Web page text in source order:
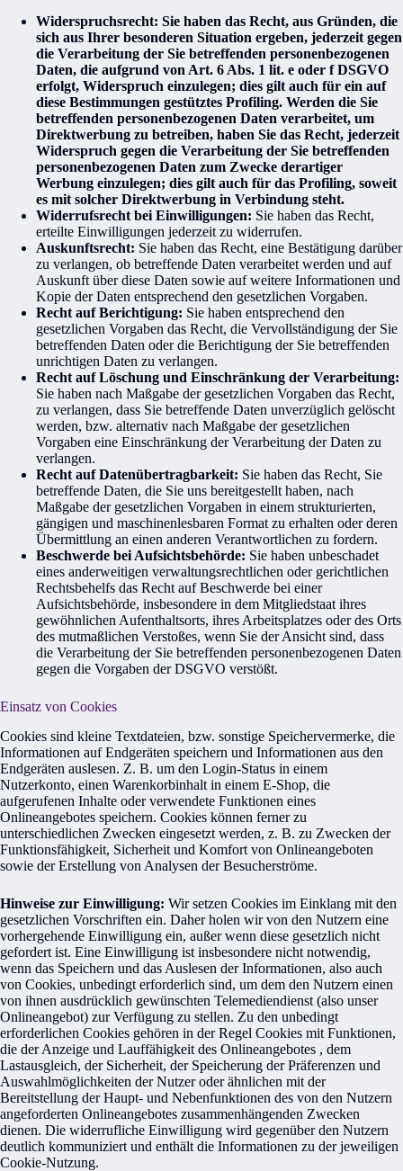
Widerspruchsrecht: Sie haben das Recht, aus Gründen, die
sich aus Ihrer besonderen Situation ergeben, jederzeit gegen
die Verarbeitung der Sie betreffenden personenbezogenen
Daten, die aufgrund von Art. 6 Abs. 1 lit. e oder f DSGVO
erfolgt, Widerspruch einzulegen; dies gilt auch für ein auf
diese Bestimmungen gestütztes Profiling. Werden die Sie
betreffenden personenbezogenen Daten verarbeitet, um
Direktwerbung zu betreiben, haben Sie das Recht, jederzeit
Widerspruch gegen die Verarbeitung der Sie betreffenden
personenbezogenen Daten zum Zwecke derartiger
Werbung einzulegen; dies gilt auch für das Profiling, soweit
es mit solcher Direktwerbung in Verbindung steht.
Widerrufsrecht bei Einwilligungen: Sie haben das Recht,
erteilte Einwilligungen jederzeit zu widerrufen.
Auskunftsrecht: Sie haben das Recht, eine Bestätigung darüber
zu verlangen, ob betreffende Daten verarbeitet werden und auf
Auskunft über diese Daten sowie auf weitere Informationen und
Kopie der Daten entsprechend den gesetzlichen Vorgaben.
Recht auf Berichtigung: Sie haben entsprechend den
gesetzlichen Vorgaben das Recht, die Vervollständigung der Sie
betreffenden Daten oder die Berichtigung der Sie betreffenden
unrichtigen Daten zu verlangen.
Recht auf Löschung und Einschränkung der Verarbeitung:
Sie haben nach Maßgabe der gesetzlichen Vorgaben das Recht,
zu verlangen, dass Sie betreffende Daten unverzüglich gelöscht
werden, bzw. alternativ nach Maßgabe der gesetzlichen
Vorgaben eine Einschränkung der Verarbeitung der Daten zu
verlangen.
Recht auf Datenübertragbarkeit: Sie haben das Recht, Sie
betreffende Daten, die Sie uns bereitgestellt haben, nach
Maßgabe der gesetzlichen Vorgaben in einem strukturierten,
gängigen und maschinenlesbaren Format zu erhalten oder deren
Übermittlung an einen anderen Verantwortlichen zu fordern.
Beschwerde bei Aufsichtsbehörde: Sie haben unbeschadet
eines anderweitigen verwaltungsrechtlichen oder gerichtlichen
Rechtsbehelfs das Recht auf Beschwerde bei einer
Aufsichtsbehörde, insbesondere in dem Mitgliedstaat ihres
gewöhnlichen Aufenthaltsorts, ihres Arbeitsplatzes oder des Orts
des mutmaßlichen Verstoßes, wenn Sie der Ansicht sind, dass
die Verarbeitung der Sie betreffenden personenbezogenen Daten
gegen die Vorgaben der DSGVO verstößt.
Einsatz von Cookies
Cookies sind kleine Textdateien, bzw. sonstige Speichervermerke, die
Informationen auf Endgeräten speichern und Informationen aus den
Endgeräten auslesen. Z. B. um den Login-Status in einem
Nutzerkonto, einen Warenkorbinhalt in einem E-Shop, die
aufgerufenen Inhalte oder verwendete Funktionen eines
Onlineangebotes speichern. Cookies können ferner zu
unterschiedlichen Zwecken eingesetzt werden, z. B. zu Zwecken der
Funktionsfähigkeit, Sicherheit und Komfort von Onlineangeboten
sowie der Erstellung von Analysen der Besucherströme.
Hinweise zur Einwilligung: Wir setzen Cookies im Einklang mit den
gesetzlichen Vorschriften ein. Daher holen wir von den Nutzern eine
vorhergehende Einwilligung ein, außer wenn diese gesetzlich nicht
gefordert ist. Eine Einwilligung ist insbesondere nicht notwendig,
wenn das Speichern und das Auslesen der Informationen, also auch
von Cookies, unbedingt erforderlich sind, um dem den Nutzern einen
von ihnen ausdrücklich gewünschten Telemediendienst (also unser
Onlineangebot) zur Verfügung zu stellen. Zu den unbedingt
erforderlichen Cookies gehören in der Regel Cookies mit Funktionen,
die der Anzeige und Lauffähigkeit des Onlineangebotes , dem
Lastausgleich, der Sicherheit, der Speicherung der Präferenzen und
Auswahlmöglichkeiten der Nutzer oder ähnlichen mit der
Bereitstellung der Haupt- und Nebenfunktionen des von den Nutzern
angeforderten Onlineangebotes zusammenhängenden Zwecken
dienen. Die widerrufliche Einwilligung wird gegenüber den Nutzern
deutlich kommuniziert und enthält die Informationen zu der jeweiligen
Cookie-Nutzung.